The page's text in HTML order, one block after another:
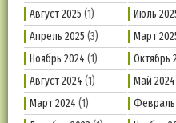
Август 2025 (1) Июль
Апрель 2025 (3) Март
Ноябрь 2024 (1) Октябрь
Август 2024 (1) Май 2024
Март 2024 (1) Февраль